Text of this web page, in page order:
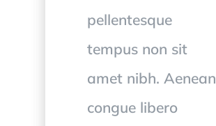
pellentesque
tempus non sit
amet nibh. Aenean
congue libero